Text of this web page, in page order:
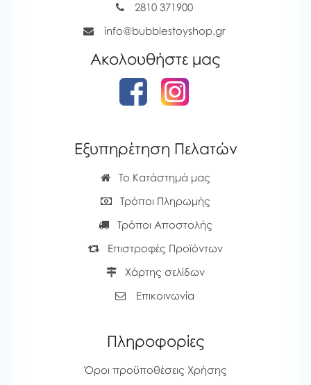
2810 371900
info@bubblestoyshop.gr
Ακολουθήστε μας
Εξυπηρέτηση Πελατών
Το Κατάστημά μας
Τρόποι Πληρωμής
Τρόποι Αποστολής
Επιστροφές Προϊόντων
Χάρτης σελίδων
Επικοινωνία
Πληροφορίες
Όροι προϋποθέσεις Χρήσης